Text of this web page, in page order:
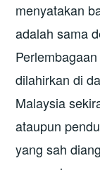
menyatakan
adalah sama
dilahirkan di
Malaysia
ataupun
yang sah